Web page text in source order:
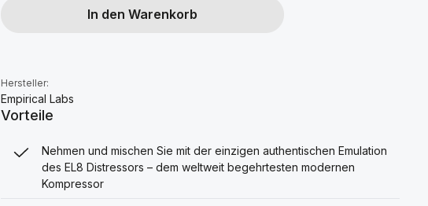
In den Warenkorb
Hersteller:
Empirical Labs
Vorteile
Nehmen und mischen Sie mit der einzigen authentischen Emulation
des EL8 Distressors – dem weltweit begehrtesten modernen
Kompressor